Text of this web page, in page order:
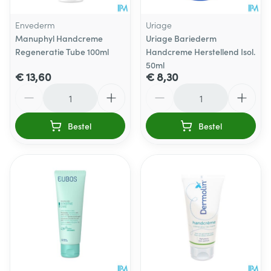
Envederm
Manuphyl Handcreme
Regeneratie Tube 100ml
€ 13,60
Bestel
Uriage
Uriage Bariederm
Handcreme Herstellend Isol.
50ml
€ 8,30
Bestel